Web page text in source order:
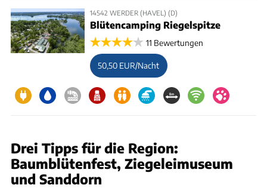
14542 WERDER (HAVEL) (D)
Blütencamping Riegelspitze
11 Bewertungen
50,50 EUR/Nacht
Drei Tipps für die Region:
Baumblütenfest, Ziegeleimuseum
und Sanddorn